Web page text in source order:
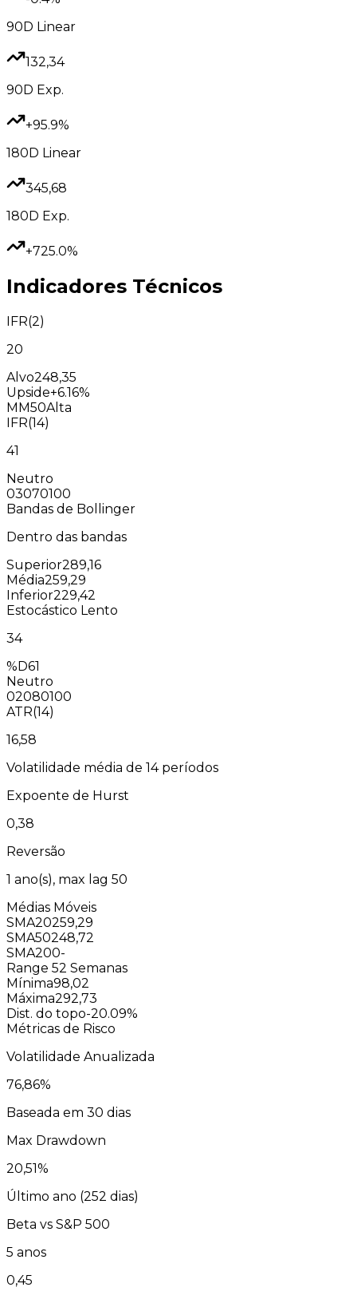
90D Linear
132,34
90D Exp.
+95.9%
180D Linear
345,68
180D Exp.
+725.0%
Indicadores Técnicos
IFR(2)
20
Alvo248,35
Upside+6.16%
MM50Alta
IFR(14)
41
Neutro
03070100
Bandas de Bollinger
Dentro das bandas
Superior289,16
Média259,29
Inferior229,42
Estocástico Lento
34
%D61
Neutro
02080100
ATR(14)
16,58
Volatilidade média de 14 períodos
Expoente de Hurst
0,38
Reversão
1 ano(s), max lag 50
Médias Móveis
SMA20259,29
SMA50248,72
SMA200-
Range 52 Semanas
Mínima98,02
Máxima292,73
Dist. do topo-20.09%
Métricas de Risco
Volatilidade Anualizada
76,86%
Baseada em 30 dias
Max Drawdown
20,51%
Último ano (252 dias)
Beta vs S&P 500
5 anos
0,45